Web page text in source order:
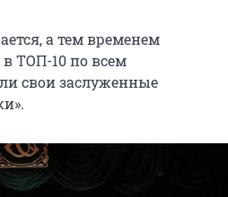
а тем временем
ТОП-10 по всем
свои заслуженные